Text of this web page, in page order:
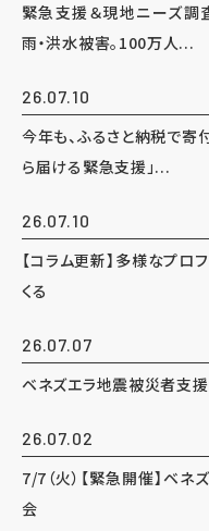
緊急支援＆現地ニーズ調
雨・洪水被害。100万人...
26.07.10
今年も、ふるさと納税で寄
ら届ける緊急支援」...
26.07.10
【コラム更新】多様なプロ
くる
26.07.07
ベネズエラ地震被災者支
26.07.02
7/7（火）【緊急開催】ベ
会